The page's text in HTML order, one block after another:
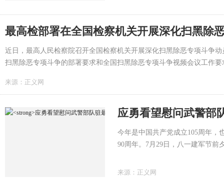
最高检部署在全国检察机关开展深化扫黑除
近日，最高人民检察院召开全国检察机关开展深化扫黑除恶专项斗争
扫黑除恶专项斗争的部署要求和全国扫黑除恶专项斗争视频会议工作
来源： 正义网
应勇看望慰问武警部
今年是中国共产党成立105周年，
90周年。7月29日，八一建军节前
来源： 正义网